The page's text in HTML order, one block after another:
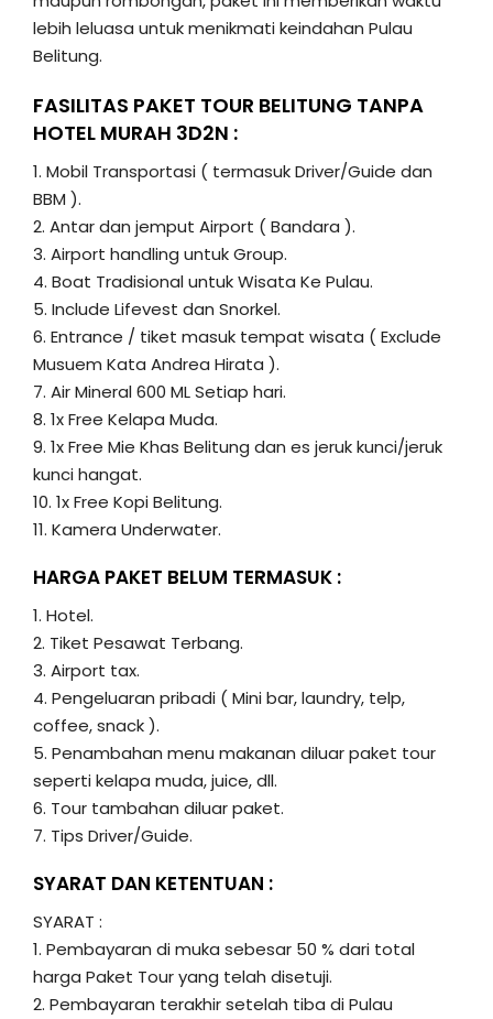
lebih leluasa untuk menikmati keindahan Pulau
Belitung.
FASILITAS PAKET TOUR BELITUNG TANPA
HOTEL MURAH 3D2N :
1. Mobil Transportasi ( termasuk Driver/Guide dan
BBM ).
2. Antar dan jemput Airport ( Bandara ).
3. Airport handling untuk Group.
4. Boat Tradisional untuk Wisata Ke Pulau.
5. Include Lifevest dan Snorkel.
6. Entrance / tiket masuk tempat wisata ( Exclude
Musuem Kata Andrea Hirata ).
7. Air Mineral 600 ML Setiap hari.
8. 1x Free Kelapa Muda.
9. 1x Free Mie Khas Belitung dan es jeruk kunci/jeruk
kunci hangat.
10. 1x Free Kopi Belitung.
11. Kamera Underwater.
HARGA PAKET BELUM TERMASUK :
1. Hotel.
2. Tiket Pesawat Terbang.
3. Airport tax.
4. Pengeluaran pribadi ( Mini bar, laundry, telp,
coffee, snack ).
5. Penambahan menu makanan diluar paket tour
seperti kelapa muda, juice, dll.
6. Tour tambahan diluar paket.
7. Tips Driver/Guide.
SYARAT DAN KETENTUAN :
SYARAT :
1. Pembayaran di muka sebesar 50 % dari total
harga Paket Tour yang telah disetuji.
2. Pembayaran terakhir setelah tiba di Pulau